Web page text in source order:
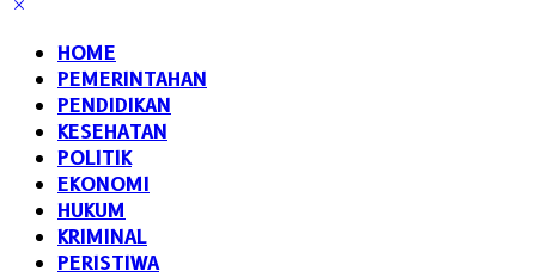
HOME
PEMERINTAHAN
PENDIDIKAN
KESEHATAN
POLITIK
EKONOMI
HUKUM
KRIMINAL
PERISTIWA